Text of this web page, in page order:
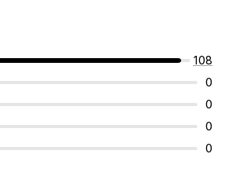
108
0
0
0
0